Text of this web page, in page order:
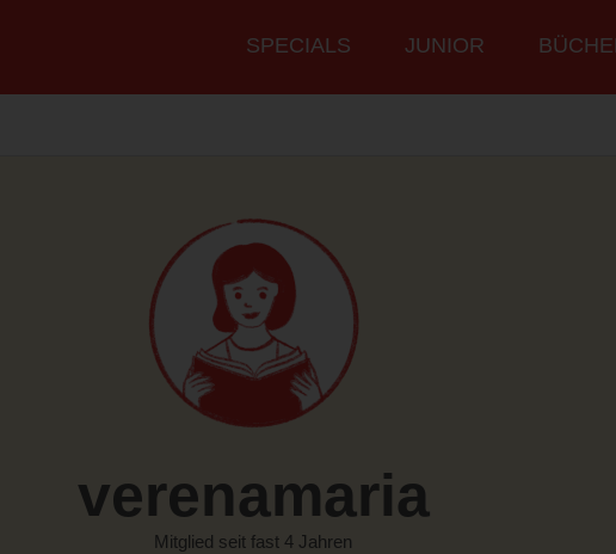
Hauptmenü
SPECIALS JUNIOR
verenamaria
Mitglied seit fast 4 Jahren